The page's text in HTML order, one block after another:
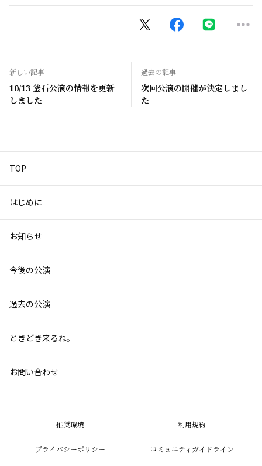
新しい記事
10/13 釜石公演の情報を更新
しました
過去の記事
次回公演の開催が決定しまし
た
TOP
はじめに
お知らせ
今後の公演
過去の公演
ときどき来るね。
お問い合わせ
推奨環境 利用規約
プライバシーポリシー コミュニティガイドライン